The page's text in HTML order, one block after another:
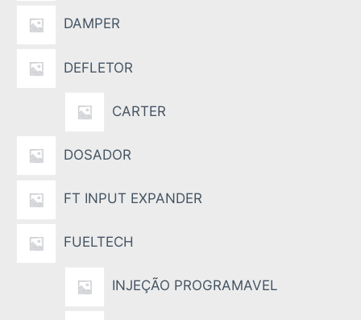
DAMPER
DEFLETOR
CARTER
DOSADOR
FT INPUT EXPANDER
FUELTECH
INJEÇÃO PROGRAMAVEL